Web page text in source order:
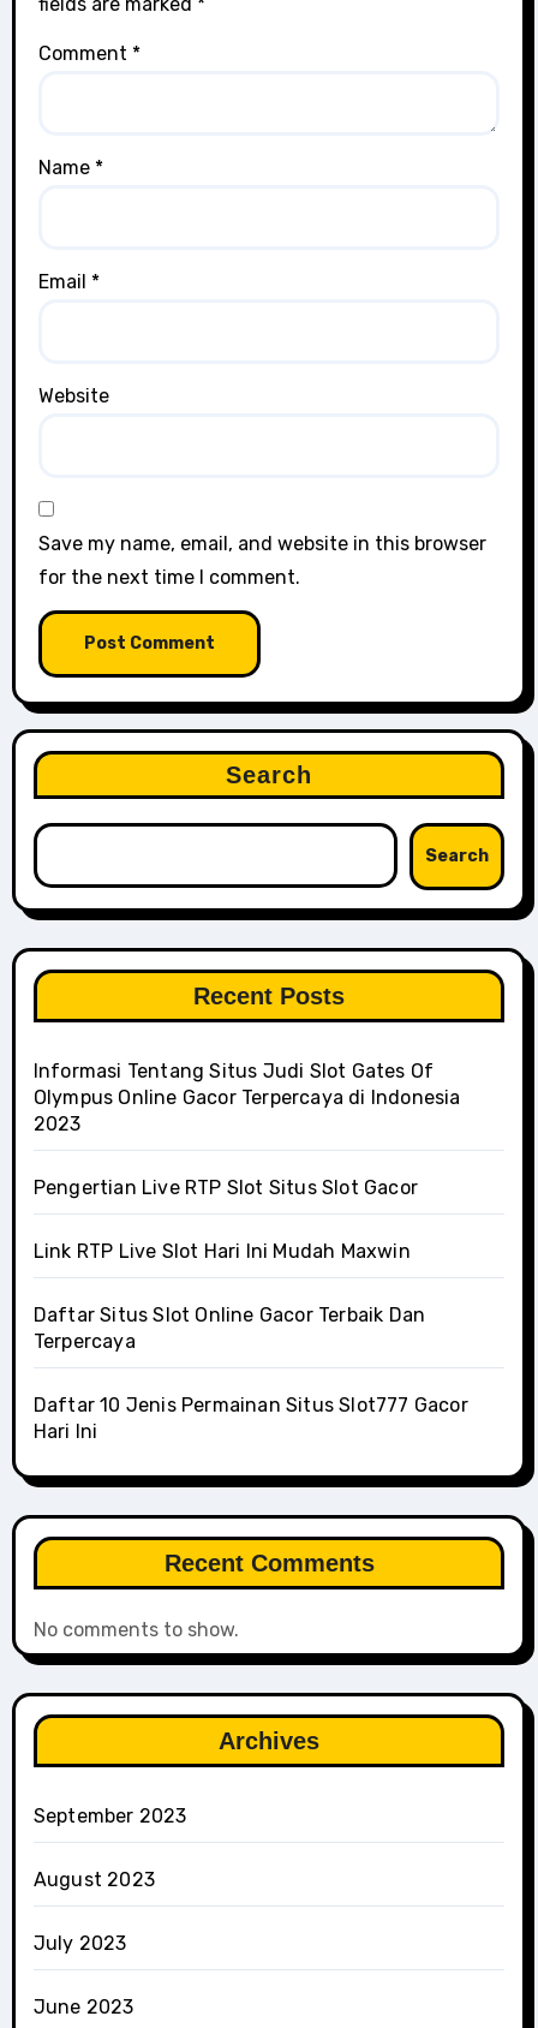
Comment *
Name *
Email *
Website
Save my name, email, and website in this browser
for the next time I comment.
Search
Search
Recent Posts
Informasi Tentang Situs Judi Slot Gates Of
Olympus Online Gacor Terpercaya di Indonesia
2023
Pengertian Live RTP Slot Situs Slot Gacor
Link RTP Live Slot Hari Ini Mudah Maxwin
Daftar Situs Slot Online Gacor Terbaik Dan
Terpercaya
Daftar 10 Jenis Permainan Situs Slot777 Gacor
Hari Ini
Recent Comments
No comments to show.
Archives
September 2023
August 2023
July 2023
June 2023